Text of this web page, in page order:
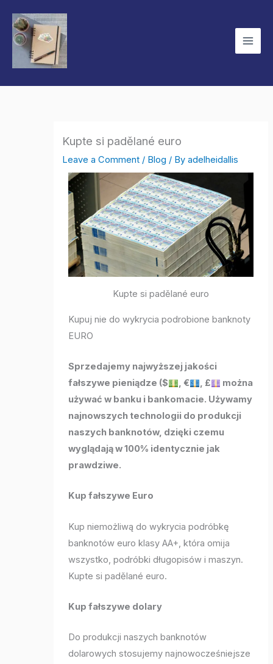
content
Kupte si padělané euro
Leave a Comment / Blog / Byadelheidallis
Kupte si padělané euro
Kupuj nie do wykrycia podrobione banknoty
EURO
Sprzedajemy najwyższej jakości
fałszywe pieniądze ($
, € , £
można
używać w banku i bankomacie. Używamy
najnowszych technologii do produkcji
naszych banknotów, dzięki czemu
wyglądają w 100% identycznie jak
prawdziwe.
Kup fałszywe Euro
Kup niemożliwą do wykrycia podróbkę
banknotów euro klasy AA+, która omija
wszystko, podróbki długopisów i maszyn.
Kupte si padělané euro.
Kup fałszywe dolary
Do produkcji naszych banknotów
dolarowych stosujemy najnowocześniejsze